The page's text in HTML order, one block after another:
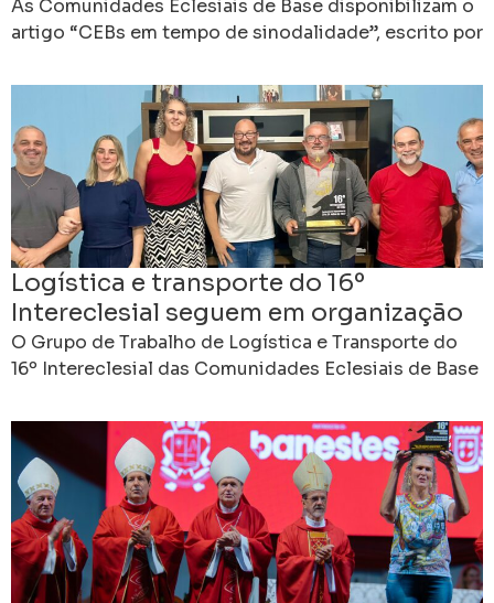
futuro da Igreja
As Comunidades Eclesiais de Base disponibilizam o
artigo “CEBs em tempo de sinodalidade”, escrito por
a contribuição
Logística e transporte do 16º
Intereclesial seguem em organização
em Cachoeiro
O Grupo de Trabalho de Logística e Transporte do
16º Intereclesial das Comunidades Eclesiais de Base
continuidade